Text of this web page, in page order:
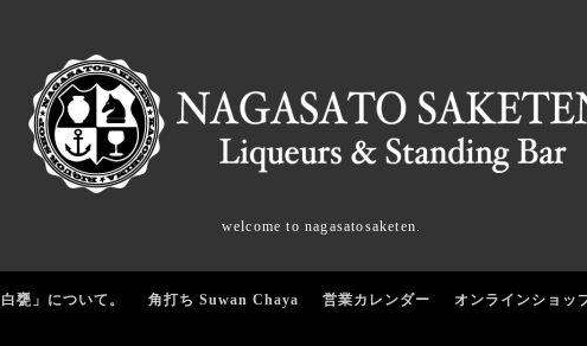
welcome to nagasatosaketen.
甕」について。 角打ち Suwan Chaya 営業カレンダー
オンラインショッ